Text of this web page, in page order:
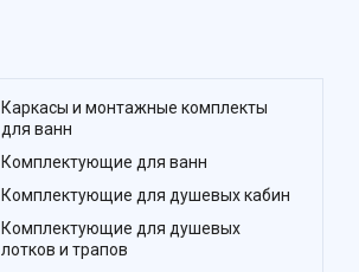
Каркасы и монтажные комплекты
для ванн
Комплектующие для ванн
Комплектующие для душевых кабин
Комплектующие для душевых
лотков и трапов